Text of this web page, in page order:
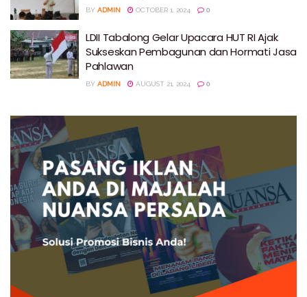
BY ADMIN OCTOBER 1, 2024 0
LDII Tabalong Gelar Upacara HUT RI Ajak
Sukseskan Pembagunan dan Hormati Jasa
Pahlawan
BY ADMIN AUGUST 21, 2024 0